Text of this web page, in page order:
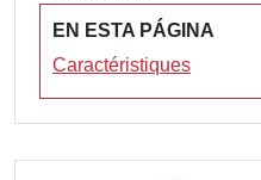
EN ESTA PÁGINA
Caractéristiques